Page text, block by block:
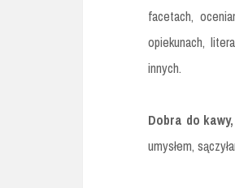
facetach,
opiekunach,
innych.
Dobra do
umysłem,